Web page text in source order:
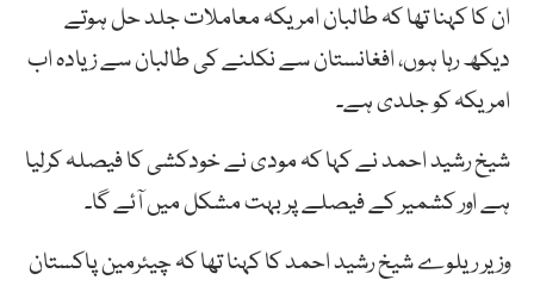
ان کا کہنا تھا کہ طالبان امریکہ معاملات جلد حل ہوتے
دیکھ رہا ہوں، افغانستان سے نکلنے کی طالبان سے زیادہ اب
امریکہ کو جلدی ہے۔
شیخ رشید احمد نے کہا کہ مودی نے خودکشی کا فیصلہ کرلیا
ہے اور کشمیر کے فیصلے پر بہت مشکل میں آئے گا۔
وزیر ریلوے شیخ رشید احمد کا کہنا تھا کہ چیئرمین پاکستان